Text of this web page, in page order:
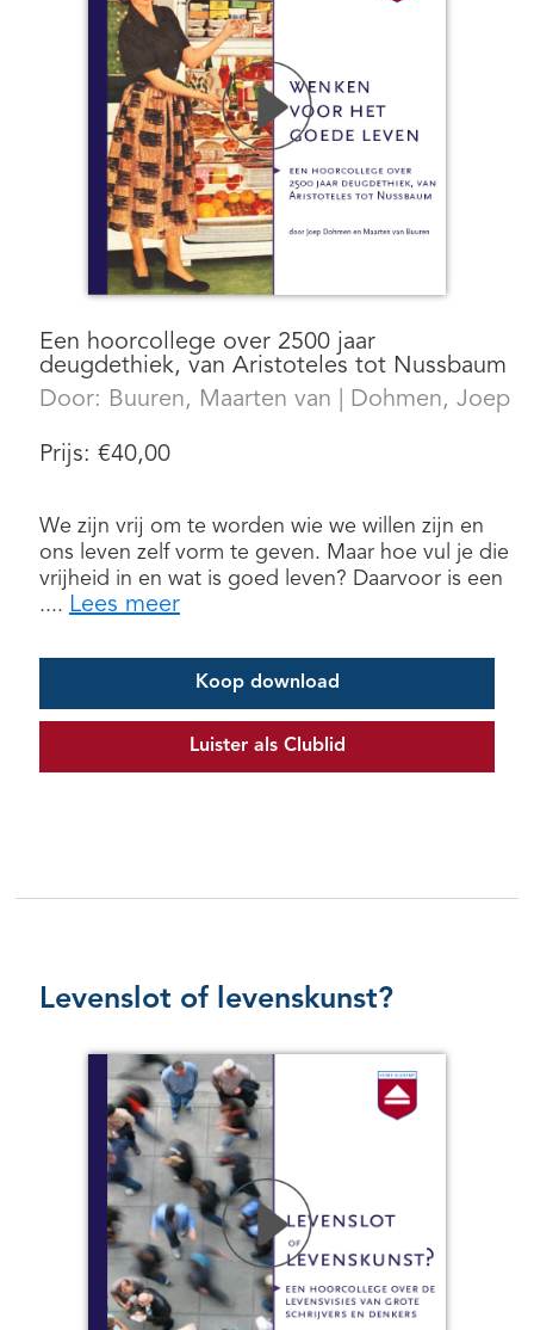
Een hoorcollege over 2500 jaar
deugdethiek, van Aristoteles tot Nussbaum
Door: Buuren, Maarten van Dohmen, Joep
Prijs: €40,00
We zijn vrij om te worden wie we willen zijn en
ons leven zelf vorm te geven. Maar hoe vul je die
vrijheid in en wat is goed leven? Daarvoor is een
.... Lees meer
Koop download
Luister als Clublid
Levenslot of levenskunst?